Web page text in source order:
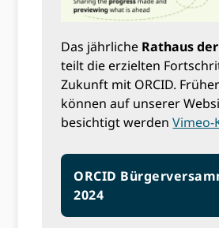
Das jährliche Rathaus
teilt die erzielten
Zukunft mit ORCID.
können auf unserer
besichtigt werdenVimeo-
ORCID
2024